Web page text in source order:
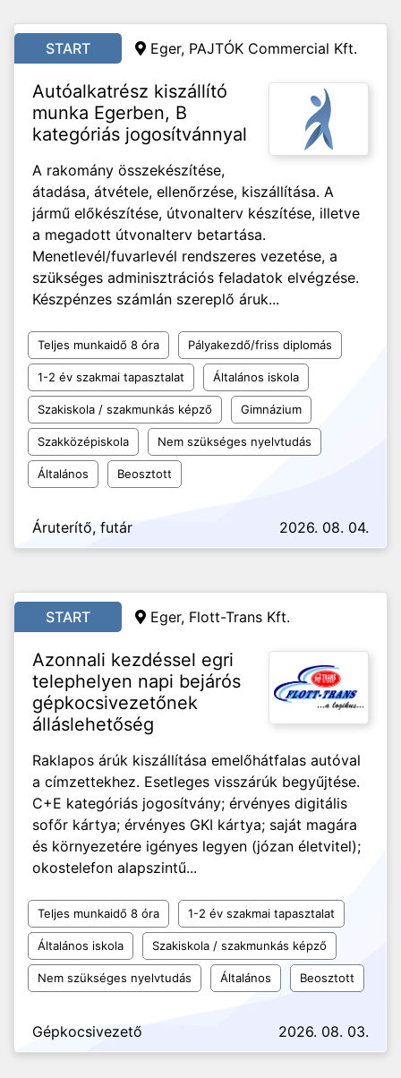
START Eger, PAJTÓK Commercial Kft.
Autóalkatrész kiszállító
munka Egerben, B
kategóriás jogosítvánnyal
A rakomány összekészítése,
átadása, átvétele, ellenőrzése, kiszállítása. A
jármű előkészítése, útvonalterv készítése, illetve
a megadott útvonalterv betartása.
Menetlevél/fuvarlevél rendszeres vezetése, a
szükséges adminisztrációs feladatok elvégzése.
Készpénzes számlán szereplő áruk...
Teljes munkaidő 8 óra Pályakezdő/friss diplomás
1-2 év szakmai tapasztalat Általános iskola
Szakiskola / szakmunkás képző Gimnázium
Szakközépiskola Nem szükséges nyelvtudás
Általános Beosztott
Áruterítő, futár 2026. 08. 04.
START Eger, Flott-Trans Kft.
Azonnali kezdéssel egri
telephelyen napi bejárós
gépkocsivezetőnek
álláslehetőség
Raklapos árúk kiszállítása emelőhátfalas autóval
a címzettekhez. Esetleges visszárúk begyűjtése.
C+E kategóriás jogosítvány; érvényes digitális
sofőr kártya; érvényes GKI kártya; saját magára
és környezetére igényes legyen (józan életvitel);
okostelefon alapszintű...
Teljes munkaidő 8 óra 1-2 év szakmai tapasztalat
Általános iskola Szakiskola / szakmunkás képző
Nem szükséges nyelvtudás Általános Beosztott
Gépkocsivezető 2026. 08. 03.